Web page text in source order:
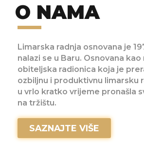
O NAMA
Limarska radnja osnovana je
nalazi se u Baru. Osnovana kao
obiteljska radionica koja je
ozbiljnu i produktivnu limarsku
u vrlo kratko vrijeme pronašla
na tržištu.
SAZNAJTE VIŠE